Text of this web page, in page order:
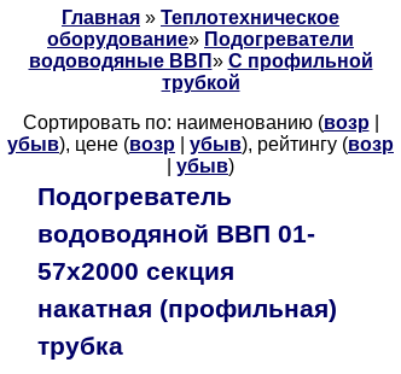
Главная » Теплотехническое
оборудование» Подогреватели
водоводяные ВВП» С профильной
трубкой
Сортировать по: наименованию (возр|
убыв), цене (возр убыв), рейтингу (возр
убыв)
Подогреватель
водоводяной ВВП 01-
57х2000 секция
накатная (профильная)
трубка